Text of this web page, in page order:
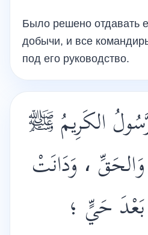
Было решено отдавать
добычи, и все
под его руководство.
الكَرِيمُ ﷺ
، وَدَانَتْ
بَعْدَ حَيٍّ ؛